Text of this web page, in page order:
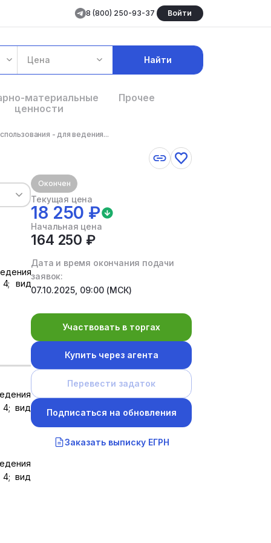
8 (800) 250-93-37 Войти
Цена Найти
материальные
ценности
Прочее
- для ведения...
4; вид
4; вид
4; вид
Окончен
Текущая цена
18 250 ₽
Начальная цена
164 250 ₽
Дата и время окончания подачи
заявок:
07.10.2025, 09:00 (МСК)
Участвовать в торгах
Купить через агента
Перевести задаток
Подписаться на обновления
Заказать выписку ЕГРН